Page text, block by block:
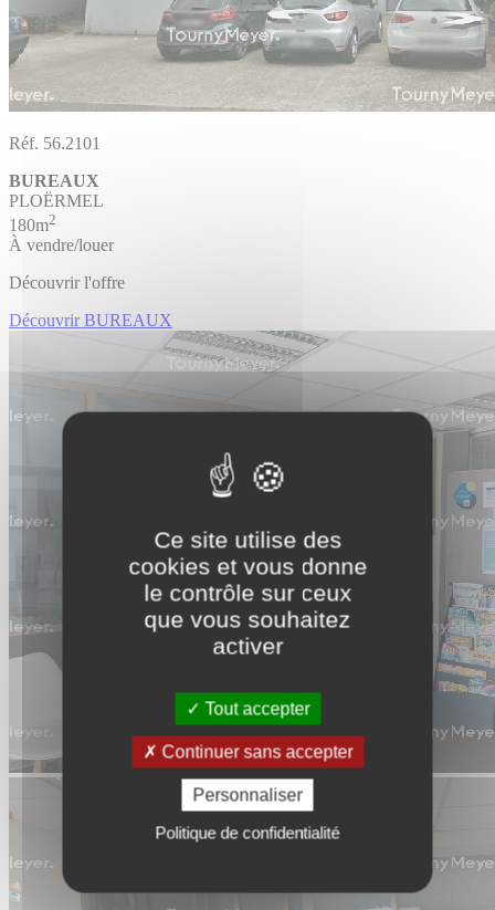
Ce site utilise des
cookies et vous donne
le contrôle sur ceux
que vous souhaitez
activer
Tout accepter
Continuer sans accepter
Personnaliser
Politique de confidentialité
Réf. 56.2101
BUREAUX
PLOËRMEL
180m2
À vendre/louer
Découvrir l'offre
Découvrir BUREAUX